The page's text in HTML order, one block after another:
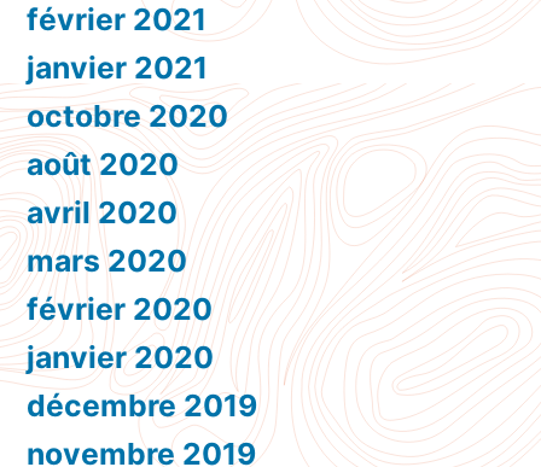
février 2021
janvier 2021
octobre 2020
août 2020
avril 2020
mars 2020
février 2020
janvier 2020
décembre 2019
novembre 2019